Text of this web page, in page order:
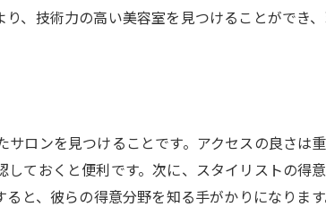
、技術力の高い美容室を見つけることができ
ロンを見つけることです。アクセスの良さは
ておくと便利です。次に、スタイリストの得
と、彼らの得意分野を知る手がかりになりま